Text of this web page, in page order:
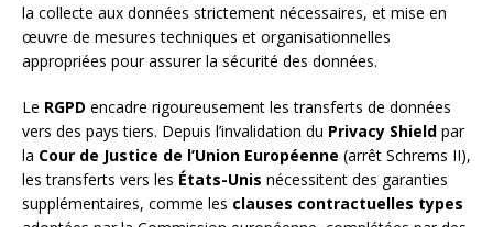
la collecte aux données strictement nécessaires, et mise en
œuvre de mesures techniques et organisationnelles
appropriées pour assurer la sécurité des données.
Le RGPD encadre rigoureusement les transferts de données
vers des pays tiers. Depuis l’invalidation du Privacy Shield par
la Cour de Justice de l’Union Européenne (arrêt Schrems II),
les transferts vers les États-Unis nécessitent des garanties
supplémentaires, comme les clauses contractuelles types